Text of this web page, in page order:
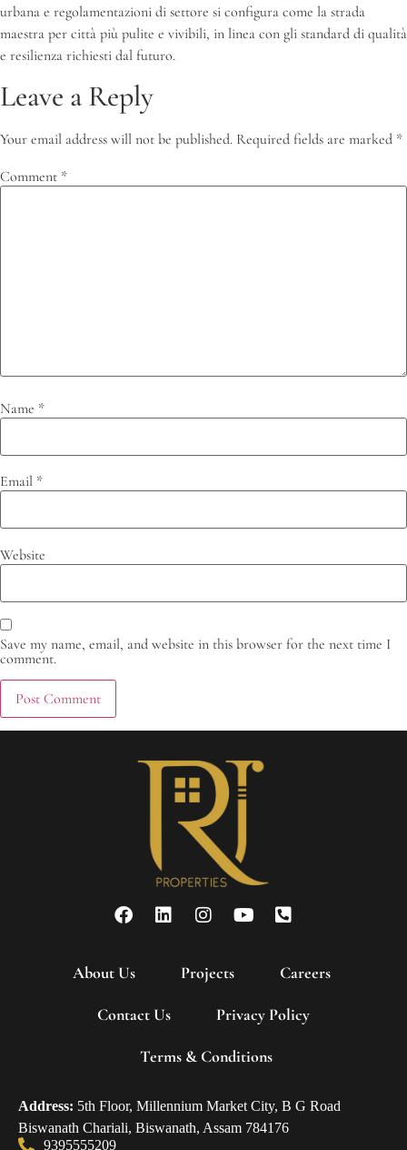
urbana e regolamentazioni di settore si configura come la strada
maestra per città più pulite e vivibili, in linea con gli standard di qualità
e resilienza richiesti dal futuro.
Leave a Reply
Your email address will not be published. Required fields are marked *
Comment *
Name *
Email *
Website
Save my name, email, and website in this browser for the next time I
comment.
About Us Projects Careers
Contact Us Privacy Policy
Terms & Conditions
Address: 5th Floor, Millennium Market City, B G Road
Biswanath Chariali, Biswanath, Assam 784176
9395555209